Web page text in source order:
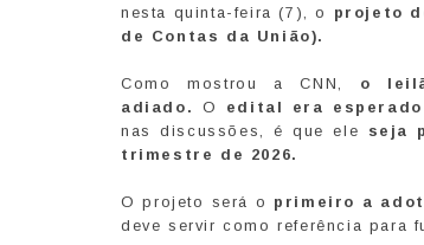
nesta quinta-feira (7), o projeto
de Contas da União).
Como mostrou a CNN, o
adiado.
O edital era
nas discussões, é que ele seja
trimestre de 2026.
O projeto será o primeiro a
deve servir como referência para